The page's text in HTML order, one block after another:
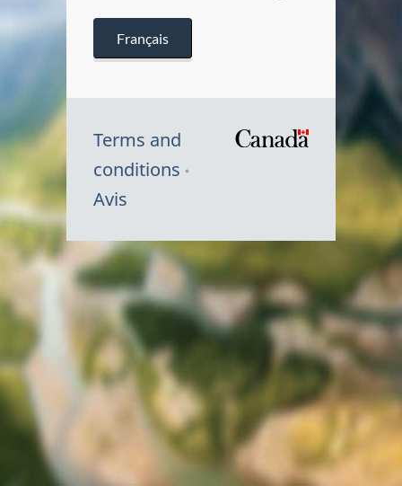
Français
Terms and
conditions
Avis
Canada